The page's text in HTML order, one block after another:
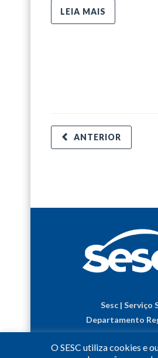
LEIA MAIS
ANTERIOR
Sesc | Serviço
Departamento
O SESC utiliza cookies e